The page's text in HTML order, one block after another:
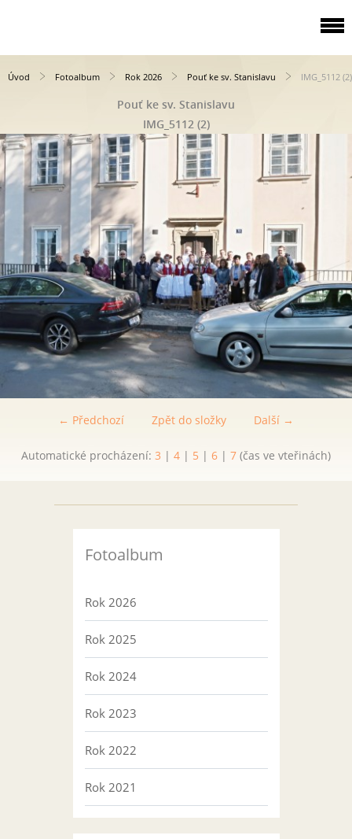
Úvod Fotoalbum Rok 2026 Pouť ke sv. Stanislavu IMG_5112 (2)
Pouť ke sv. Stanislavu
IMG_5112 (2)
← Předchozí Další →
Zpět do složky
Automatické procházení: 3 | 4 | 5 | 6 | 7 (čas ve vteřinách)
Fotoalbum
Rok 2026
Rok 2025
Rok 2024
Rok 2023
Rok 2022
Rok 2021